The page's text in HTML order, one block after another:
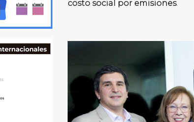
costo social por emisiones.